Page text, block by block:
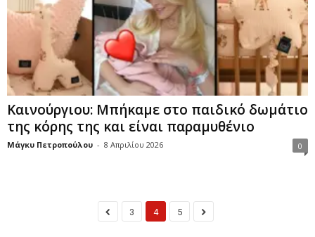
Καινούργιου: Μπήκαμε στο παιδικό δωμάτιο
της κόρης της και είναι παραμυθένιο
Μάγκυ Πετροπούλου - 8 Απριλίου 2026 0
3 4 5